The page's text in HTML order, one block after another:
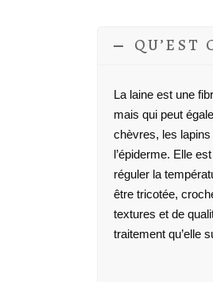
QU’EST
La laine est une
mais qui peut
chèvres, les
l’épiderme. Elle
réguler la
être tricotée,
textures et de
traitement qu’elle